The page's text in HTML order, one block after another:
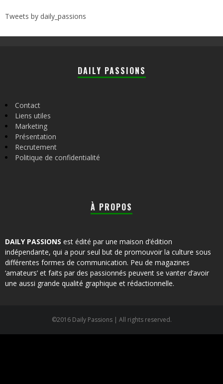
Tweets by daily_passions
DAILY PASSIONS
Contact
Liens utiles
Marketing
Présentation
Recrutement
Politique de confidentialité
À PROPOS
DAILY PASSIONS est édité par une maison d’édition
indépendante, qui a pour seul but de promouvoir la culture sous
différentes formes de communication. Peu de magazines
‘amateurs’ et faits par des passionnés peuvent se vanter d’avoir
une aussi grande qualité graphique et rédactionnelle.
©2016 Daily Passions | All rights reserved.